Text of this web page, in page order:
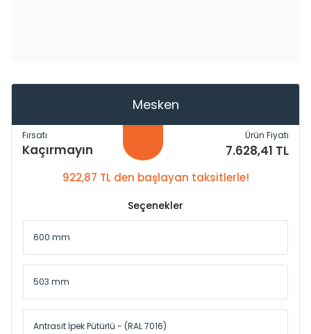
Mesken
Fırsatı
Kaçırmayın
Ürün Fiyatı
7.628,41 TL
922,87 TL den başlayan taksitlerle!
Seçenekler